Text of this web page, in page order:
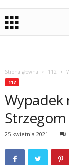
Strona główna 112
112
Wypadek
Strzegom
25 kwietnia 2021